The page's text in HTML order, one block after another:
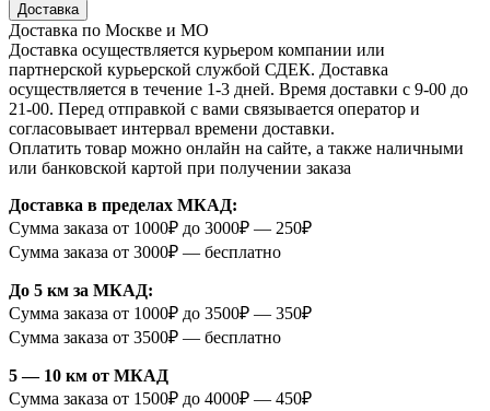
Доставка
Доставка по Москве и МО
Доставка осуществляется курьером компании или
партнерской курьерской службой СДЕК. Доставка
осуществляется в течение 1-3 дней. Время доставки с 9-00 до
21-00. Перед отправкой с вами связывается оператор и
согласовывает интервал времени доставки.
Оплатить товар можно онлайн на сайте, а также наличными
или банковской картой при получении заказа
Доставка в пределах МКАД:
Сумма заказа от 1000₽ до 3000₽ — 250₽
Сумма заказа от 3000₽ — бесплатно
До 5 км за МКАД:
Сумма заказа от 1000₽ до 3500₽ — 350₽
Сумма заказа от 3500₽ — бесплатно
5 — 10 км от МКАД
Сумма заказа от 1500₽ до 4000₽ — 450₽